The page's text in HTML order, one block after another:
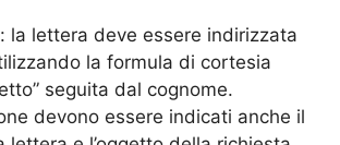
la lettera deve essere indirizzata
la formula di cortesia
seguita dal cognome.
devono essere indicati anche il